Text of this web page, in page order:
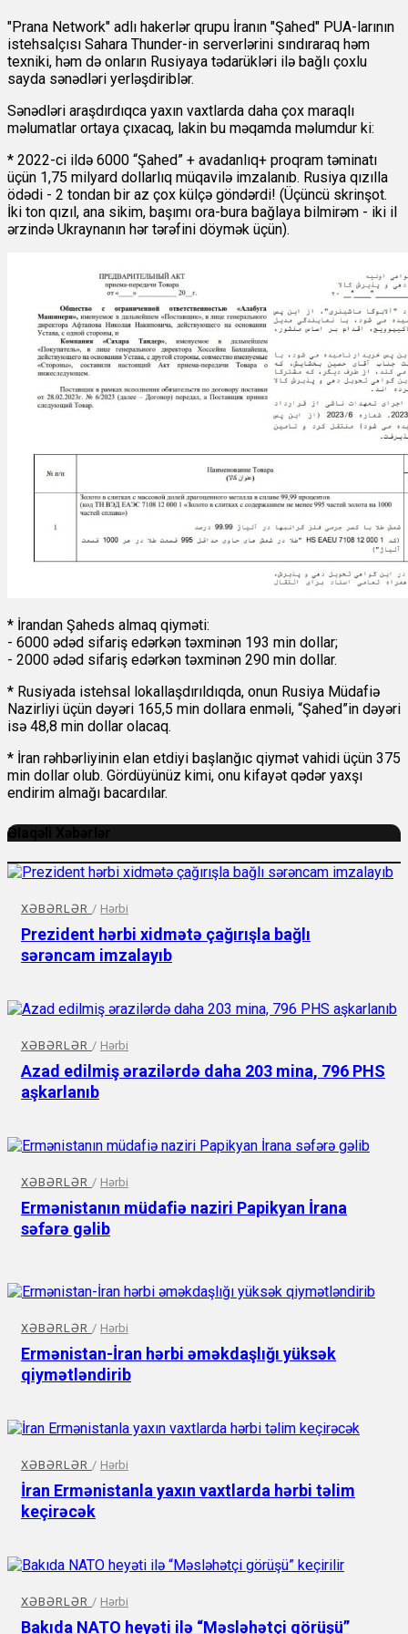
"Prana Network" adlı hakerlər qrupu İranın "Şahed" PUA-larının
istehsalçısı Sahara Thunder-in serverlərini sındıraraq həm
texniki, həm də onların Rusiyaya tədarükləri ilə bağlı çoxlu
sayda sənədləri yerləşdiriblər.
Sənədləri araşdırdıqca yaxın vaxtlarda daha çox maraqlı
məlumatlar ortaya çıxacaq, lakin bu məqamda məlumdur ki:
* 2022-ci ildə 6000 “Şahed” + avadanlıq+ proqram təminatı
üçün 1,75 milyard dollarlıq müqavilə imzalanıb. Rusiya qızılla
ödədi - 2 tondan bir az çox külçə göndərdi! (Üçüncü skrinşot.
İki ton qızıl, ana sikim, başımı ora-bura bağlaya bilmirəm - iki il
ərzində Ukraynanın hər tərəfini döymək üçün).
* İrandan Şaheds almaq qiyməti:
- 6000 ədəd sifariş edərkən təxminən 193 min dollar;
- 2000 ədəd sifariş edərkən təxminən 290 min dollar.
* Rusiyada istehsal lokallaşdırıldıqda, onun Rusiya Müdafiə
Nazirliyi üçün dəyəri 165,5 min dollara enməli, “Şahed”in dəyəri
isə 48,8 min dollar olacaq.
* İran rəhbərliyinin elan etdiyi başlanğıc qiymət vahidi üçün 375
min dollar olub. Gördüyünüz kimi, onu kifayət qədər yaxşı
endirim almağı bacardılar.
Əlaqəli Xəbərlər
XƏBƏRLƏR / Hərbi
Prezident hərbi xidmətə çağırışla bağlı
sərəncam imzalayıb
XƏBƏRLƏR / Hərbi
Azad edilmiş ərazilərdə daha 203 mina, 796 PHS
aşkarlanıb
XƏBƏRLƏR / Hərbi
Ermənistanın müdafiə naziri Papikyan İrana
səfərə gəlib
XƏBƏRLƏR / Hərbi
Ermənistan-İran hərbi əməkdaşlığı yüksək
qiymətləndirib
XƏBƏRLƏR / Hərbi
İran Ermənistanla yaxın vaxtlarda hərbi təlim
keçirəcək
XƏBƏRLƏR / Hərbi
Bakıda NATO heyəti ilə “Məsləhətçi görüşü”